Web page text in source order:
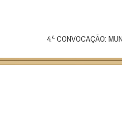
4.ª CONVOCAÇÃO: